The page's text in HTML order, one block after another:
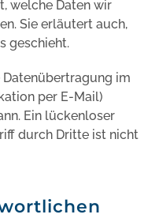
welche Daten wir
Sie erläutert auch,
geschieht.
Datenübertragung im
per E-Mail)
Ein lückenloser
durch Dritte ist nicht